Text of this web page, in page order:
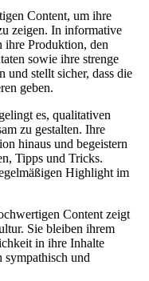
Content, um ihre
zeigen. In informative
Produktion, den
sowie ihre strenge
und stellt sicher, dass die
geben.
es, qualitativen
zu gestalten. Ihre
hinaus und begeistern
Tipps und Tricks.
Highlight im
Content zeigt
Sie bleiben ihrem
in ihre Inhalte
sympathisch und